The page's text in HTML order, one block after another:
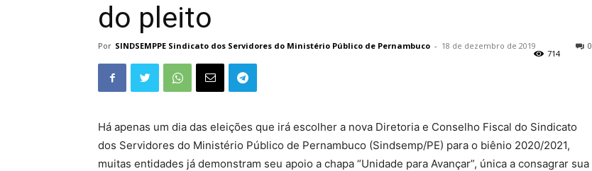
do pleito
Por SINDSEMPPE Sindicato dos Servidores do Ministério Público de Pernambuco - 18 de dezembro de 2019 0
714
Há apenas um dia das eleições que irá escolher a nova Diretoria e Conselho Fiscal do Sindicato
dos Servidores do Ministério Público de Pernambuco (Sindsemp/PE) para o biênio 2020/2021,
muitas entidades já demonstram seu apoio a chapa “Unidade para Avançar”, única a consagrar sua